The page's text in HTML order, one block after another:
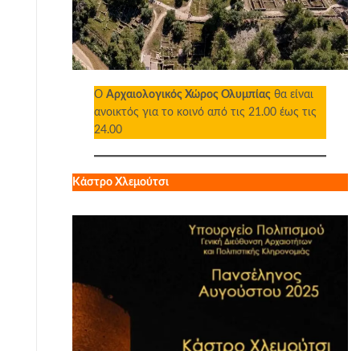
ΟΑρχαιολογικός Χώρος Ολυμπίας θα είναι
ανοικτός για το κοινό από τις 21.00 έως τις
24.00
Κάστρο Χλεμούτσι